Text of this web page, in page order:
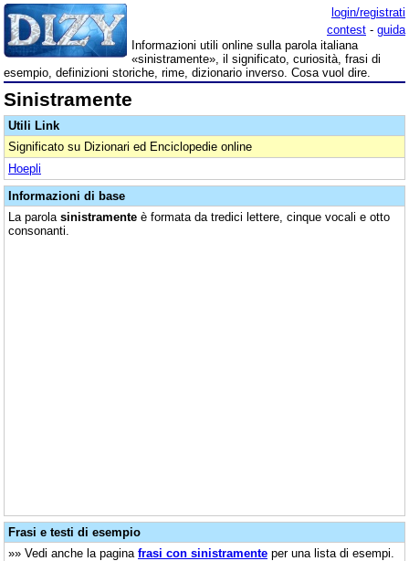
login/registrati
contest - guida
Informazioni utili online sulla parola italiana
«sinistramente», il significato, curiosità, frasi di
esempio, definizioni storiche, rime, dizionario inverso. Cosa vuol dire.
Sinistramente
Utili Link
Significato su Dizionari ed Enciclopedie online
Hoepli
Informazioni di base
La parola sinistramente è formata da tredici lettere, cinque vocali e otto
consonanti.
Frasi e testi di esempio
»» Vedi anche la pagina frasi con sinistramente per una lista di esempi.